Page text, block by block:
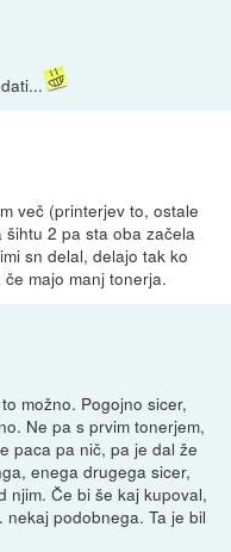
več (printerjev to, ostale
2 pa sta oba začela
sn delal, delajo tak ko
majo manj tonerja.
možno. Pogojno sicer,
Ne pa s prvim tonerjem,
paca pa nič, pa je dal že
enega drugega sicer,
njim. Če bi še kaj kupoval,
podobnega. Ta je bil